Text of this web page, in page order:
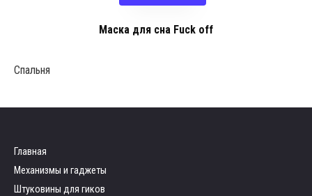
Маска для сна Fuck off
Спальня
Главная
Механизмы и гаджеты
Штуковины для гиков